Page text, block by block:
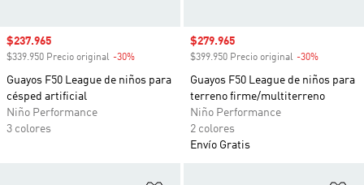
Precio de venta
$237.965
$339.950 Precio original -30%
Guayos F50 League de niños para
césped artificial
Niño Performance
3 colores
Precio de venta
$279.965
$399.950 Precio original -30%
Guayos F50 League de niños para
terreno firme/multiterreno
Niño Performance
2 colores
Envío Gratis